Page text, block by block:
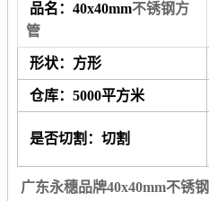
品名：40x40mm不锈钢方
管
形状：方形
仓库：5000平方米
是否切割：切割
广东永穗品牌40x40mm不锈